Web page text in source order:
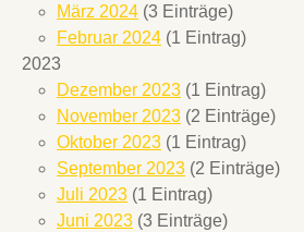
März 2024 (3 Einträge)
Februar 2024 (1 Eintrag)
2023
Dezember 2023 (1 Eintrag)
November 2023 (2 Einträge)
Oktober 2023 (1 Eintrag)
September 2023 (2 Einträge)
Juli 2023 (1 Eintrag)
Juni 2023 (3 Einträge)